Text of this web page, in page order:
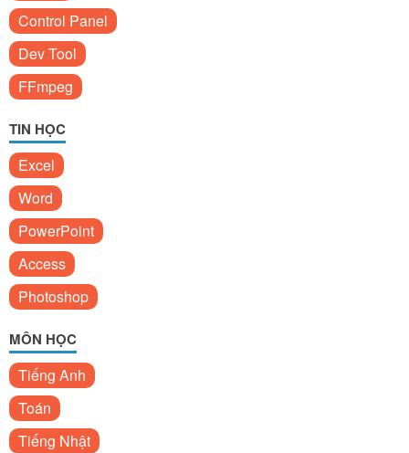
Control Panel
Dev Tool
FFmpeg
TIN HỌC
Excel
Word
PowerPoint
Access
Photoshop
MÔN HỌC
Tiếng Anh
Toán
Tiếng Nhật